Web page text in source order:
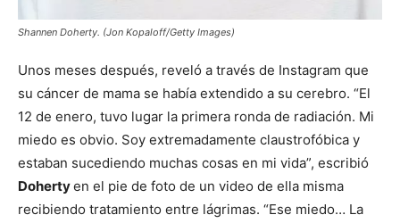
Shannen Doherty. (Jon Kopaloff/Getty Images)
Unos meses después, reveló a través de Instagram que
su cáncer de mama se había extendido a su cerebro. “El
12 de enero, tuvo lugar la primera ronda de radiación. Mi
miedo es obvio. Soy extremadamente claustrofóbica y
estaban sucediendo muchas cosas en mi vida”, escribió
Dohertyen el pie de foto de un video de ella misma
recibiendo tratamiento entre lágrimas. “Ese miedo… La